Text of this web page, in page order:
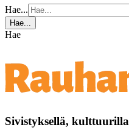
Hae...
Hae...
Hae
Sivistyksellä,